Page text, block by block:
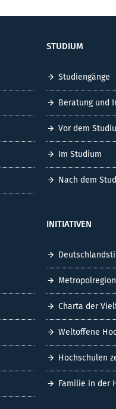
STUDIUM
Studiengänge
Beratung und
Vor dem
Im Studium
Nach dem
INITIATIVEN
Charta der
Weltoffene
Hochschulen
Familie in der